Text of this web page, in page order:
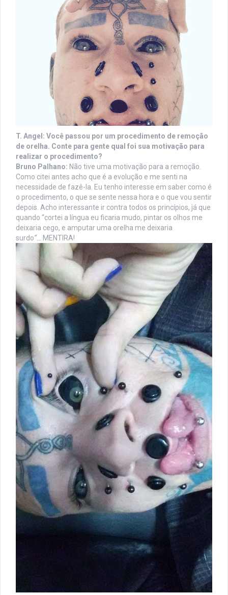
T. Angel: Você passou por um procedimento de remoção
de orelha. Conte para gente qual foi sua motivação para
realizar o procedimento?
Bruno Palhano: Não tive uma motivação para a remoção.
Como citei antes acho que é a evolução e me senti na
necessidade de fazê-la. Eu tenho interesse em saber como é
o procedimento, o que se sente nessa hora e o que vou sentir
depois. Acho interessante ir contra todos os princípios, já que
quando “cortei a língua eu ficaria mudo, pintar os olhos me
deixaria cego, e amputar uma orelha me deixaria
surdo“… MENTIRA!